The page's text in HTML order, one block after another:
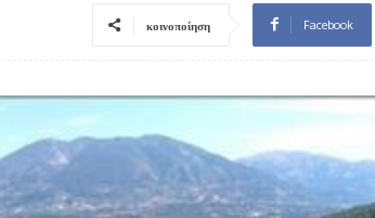
κοινοποίηση Facebook